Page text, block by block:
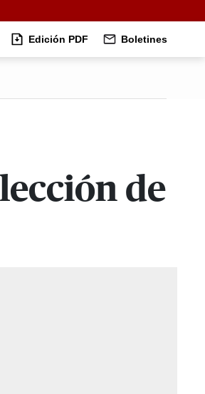
Edición PDF Boletines
de